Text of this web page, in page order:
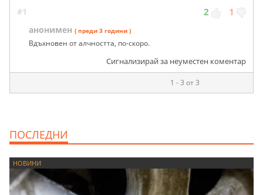
#1 2 1
анонимен ( преди 3 години )
Вдъхновен от алчността, по-скоро.
Сигнализирай за неуместен коментар
1 - 3 от 3
ПОСЛЕДНИ
НОВИНИ